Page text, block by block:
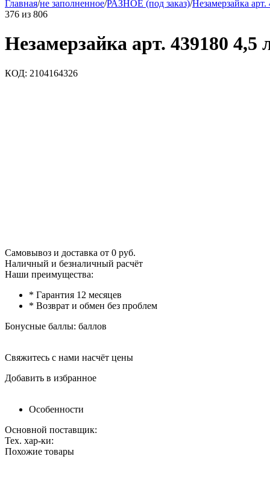
Главная/не заполненное/РАЗНОЕ (под заказ)/Незамерзайка
376 из 806
Незамерзайка арт. 439180 4,5
КОД: 2104164326
Самовывоз и доставка от 0 руб.
Наличный и безналичный расчёт
Наши преимущества:
* Гарантия 12 месяцев
* Возврат и обмен без проблем
Бонусные баллы: баллов
Свяжитесь с нами насчёт цены
Добавить в избранное
Особенности
Основной поставщик:
Тех. хар-ки:
Похожие товары